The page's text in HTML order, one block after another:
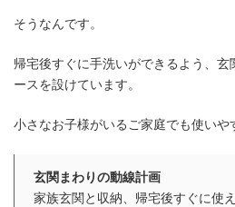
そうなんです。
帰宅後すぐに手洗いができるよう、
ースを設けています。
小さなお子様がいるご家庭でも使いや
玄関まわりの動線計画
家族玄関と収納、帰宅後すぐに使